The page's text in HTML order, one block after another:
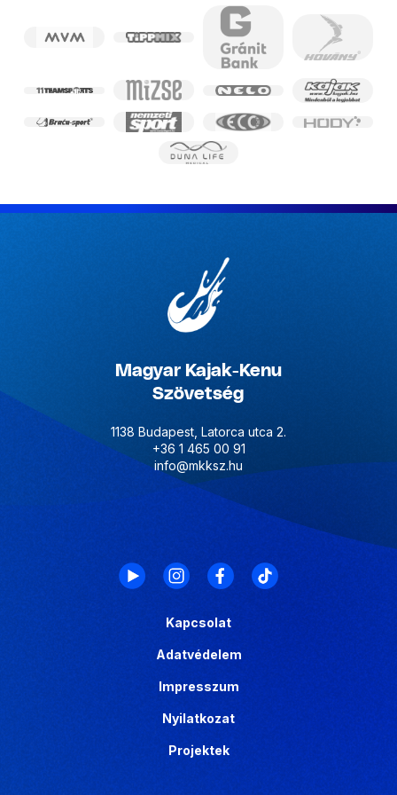
Magyar Kajak-Kenu
Szövetség
1138 Budapest, Latorca utca 2.
+36 1 465 00 91
info@mkksz.hu
Kapcsolat
Adatvédelem
Impresszum
Nyilatkozat
Projektek